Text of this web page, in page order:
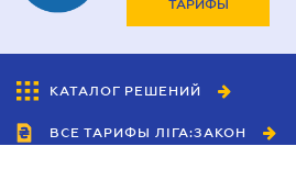
ТАРИФЫ
КАТАЛОГ РЕШЕНИЙ
ВСЕ ТАРИФЫ ЛІГА:ЗАКОН